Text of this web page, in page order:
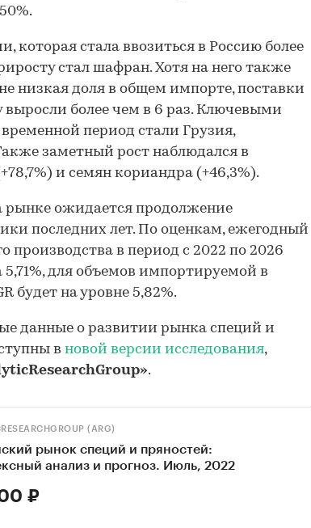
которая стала ввозиться в Россию более
стал шафран. Хотя на него также
низкая доля в общем импорте, поставки
выросли более чем в 6 раз. Ключевыми
период стали Грузия,
заметный рост наблюдался в
и семян кориандра (+46,3%).
рынке ожидается продолжение
последних лет. По оценкам, ежегодный
производства в период с 2022 по 2026
для объемов импортируемой в
будет на уровне 5,82%.
данные о развитии рынка специй и
в новой версии исследования,
.
(ARG)
рынок специй и пряностей:
анализ и прогноз. Июль, 2022
₽